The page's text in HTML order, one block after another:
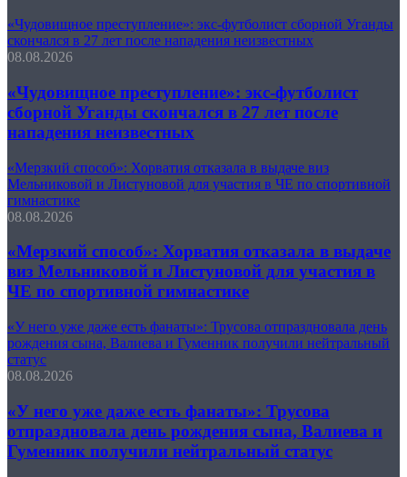
«Чудовищное преступление»: экс-футболист сборной Уганды
скончался в 27 лет после нападения неизвестных
08.08.2026
«Чудовищное преступление»: экс-футболист
сборной Уганды скончался в 27 лет после
нападения неизвестных
«Мерзкий способ»: Хорватия отказала в выдаче виз
Мельниковой и Листуновой для участия в ЧЕ по спортивной
гимнастике
08.08.2026
«Мерзкий способ»: Хорватия отказала в выдаче
виз Мельниковой и Листуновой для участия в
ЧЕ по спортивной гимнастике
«У него уже даже есть фанаты»: Трусова отпраздновала день
рождения сына, Валиева и Гуменник получили нейтральный
статус
08.08.2026
«У него уже даже есть фанаты»: Трусова
отпраздновала день рождения сына, Валиева и
Гуменник получили нейтральный статус